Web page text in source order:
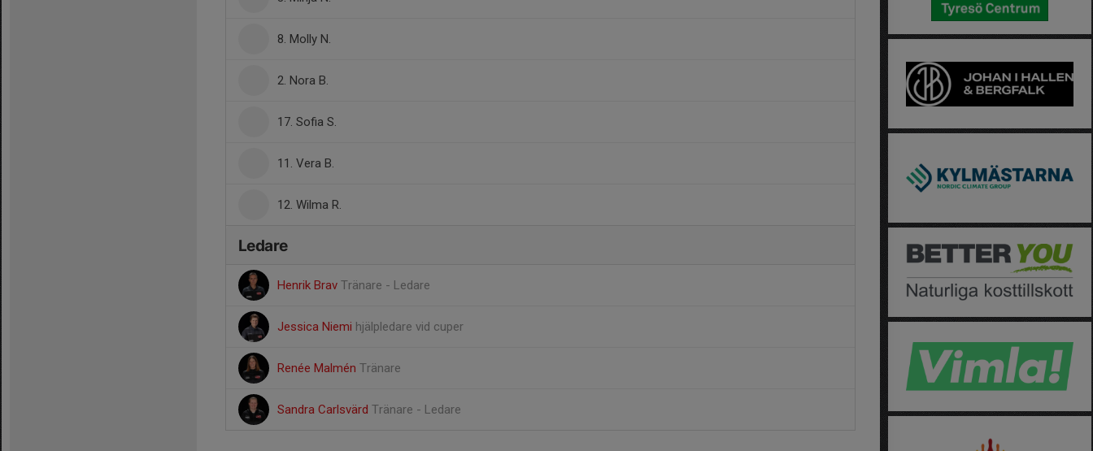
8. Molly N.
2. Nora B.
17. Sofia S.
11. Vera B.
12. Wilma R.
Ledare
Henrik Brav Tränare - Ledare
Jessica Niemi hjälpledare vid cuper
Renée Malmén Tränare
Sandra Carlsvärd Tränare - Ledare